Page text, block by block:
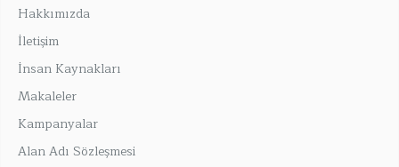
Hakkımızda
İletişim
İnsan Kaynakları
Makaleler
Kampanyalar
Alan Adı Sözleşmesi